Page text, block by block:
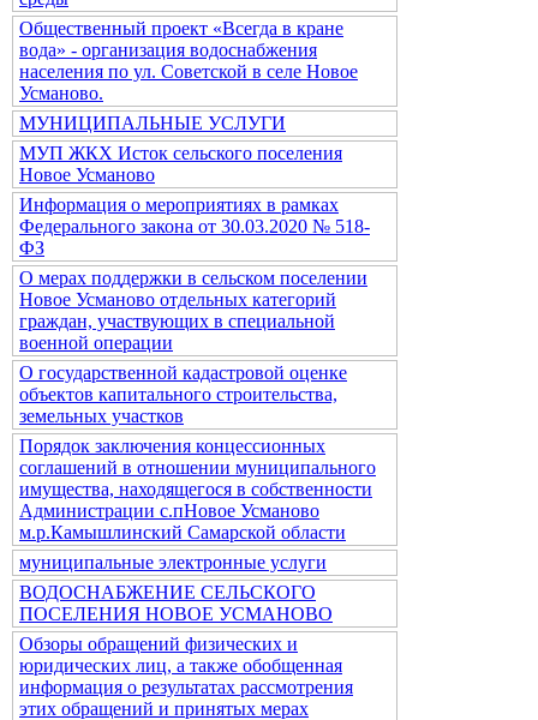
Общественный проект «Всегда в кране
вода» - организация водоснабжения
населения по ул. Советской в селе Новое
Усманово.
МУНИЦИПАЛЬНЫЕ УСЛУГИ
МУП ЖКХ Исток сельского поселения
Новое Усманово
Информация о мероприятиях в рамках
Федерального закона от 30.03.2020 № 518-
ФЗ
О мерах поддержки в сельском поселении
Новое Усманово отдельных категорий
граждан, участвующих в специальной
военной операции
О государственной кадастровой оценке
объектов капитального строительства,
земельных участков
Порядок заключения концессионных
соглашений в отношении муниципального
имущества, находящегося в собственности
Администрации с.пНовое Усманово
м.р.Камышлинский Самарской области
муниципальные электронные услуги
ВОДОСНАБЖЕНИЕ СЕЛЬСКОГО
ПОСЕЛЕНИЯ НОВОЕ УСМАНОВО
Обзоры обращений физических и
юридических лиц, а также обобщенная
информация о результатах рассмотрения
этих обращений и принятых мерах